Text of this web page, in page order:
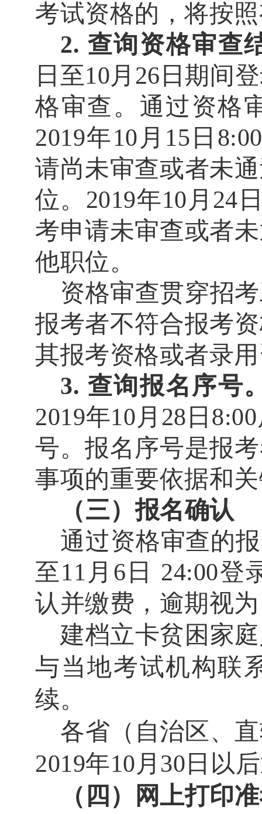
考试资格的，将按
2. 查询资格审查
日至10月 26 日期间
格审查。通过资格
2019年10 月 15 日 8:00
请尚未审查或者未
位。 2019年10 月 24
考申请未审查或者
他职位。
资格审查贯穿招
报考者不符合报考
其报考资格或者录
3. 查询报名序号
2019年10 月 28 日 8:00
号。报名序号是报
事项的重要依据和
（三）报名确认
通过资格审查的
至11 月 6 日 24:00登
认并缴费，逾期视
建档立卡贫困家
与当地考试机构联
续。
各省（自治区、
2019年10 月 30 日以
（四）网上打印